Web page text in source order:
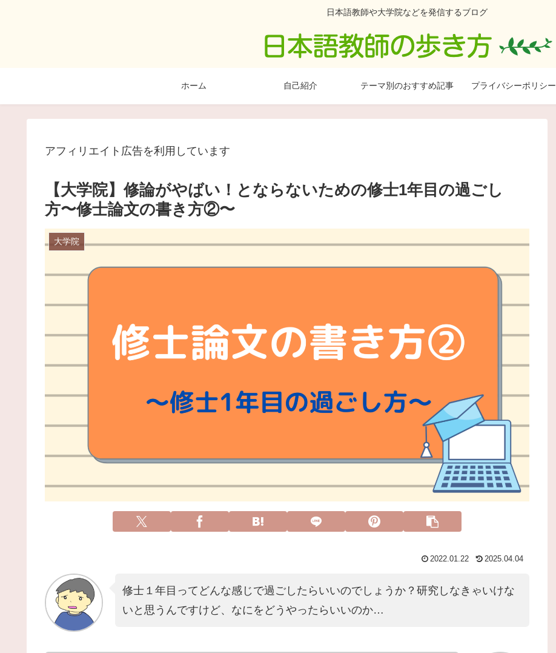
日本語教師や大学院などを発信するブログ
ホーム 自己紹介 テーマ別のおすすめ記事 プライバシーポリシー
アフィリエイト広告を利用しています
【大学院】修論がやばい！とならないための修士1年目の過ごし
方〜修士論文の書き方②〜
大学院
2022.01.22 2025.04.04
修士１年目ってどんな感じで過ごしたらいいのでしょうか？研究しなきゃいけな
いと思うんですけど、なにをどうやったらいいのか…